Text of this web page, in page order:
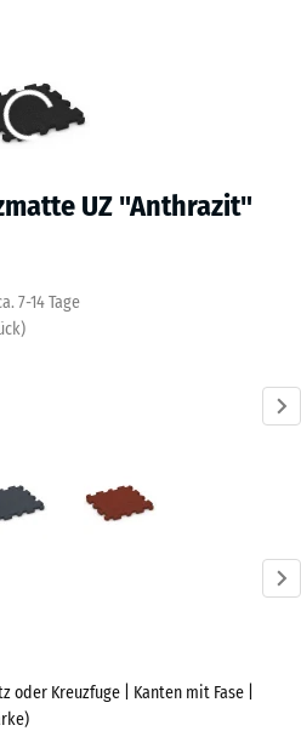
UZ "Anthrazit"
7-14 Tage
Schiefergrau
oder Kreuzfuge | Kanten mit Fase |